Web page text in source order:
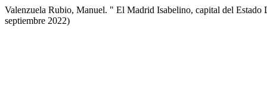
Valenzuela Rubio, Manuel. " El Madrid Isabelino, capital del
septiembre 2022)